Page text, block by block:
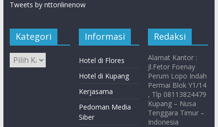
Tweets by nttonlinenow
Kategori Informasi
Hotel di Flores
Hotel di Kupang
Kerjasama
Pedoman Media
Siber
Redaksi
Alamat Kantor :
Jl.Fetor Foenay
Perum Lopo Indah
Permai Blok Y1/14
, Tlp 08113824479
Kupang – Nusa
Tenggara Timur –
Indonesia